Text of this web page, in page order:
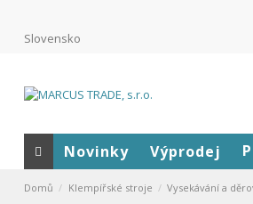
Slovensko
Novinky Výprodej
Domů Klempířské stroje Vysekávání a